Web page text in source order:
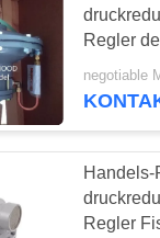
Regler
Regler-
negotiable
Handels-
Regler